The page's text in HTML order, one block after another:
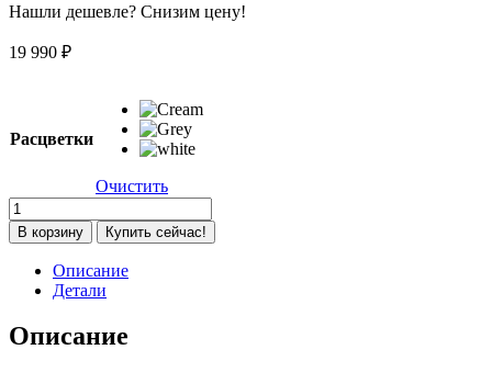
Нашли дешевле? Снизим цену!
19 990 ₽
Расцветки
Очистить
Количество
товара
Колыбель
электрическая
Peppy
2.0,
Grey
В корзину Купить сейчас!
Описание
Детали
Описание